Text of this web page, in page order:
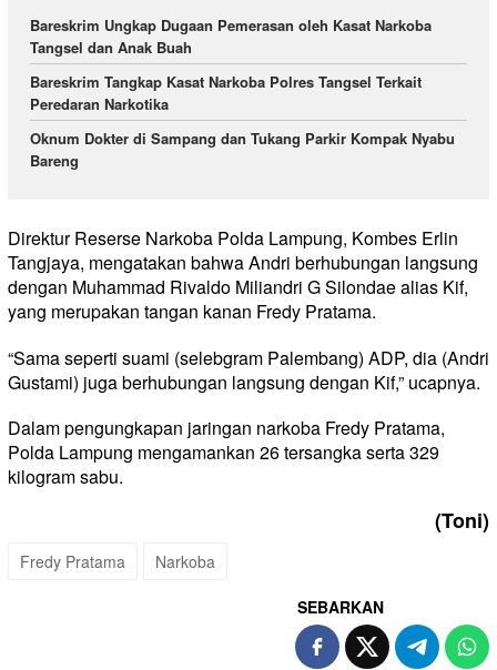
Bareskrim Ungkap Dugaan Pemerasan oleh Kasat Narkoba
Tangsel dan Anak Buah
Bareskrim Tangkap Kasat Narkoba Polres Tangsel Terkait
Peredaran Narkotika
Oknum Dokter di Sampang dan Tukang Parkir Kompak Nyabu
Bareng
Direktur Reserse Narkoba Polda Lampung, Kombes Erlin
Tangjaya, mengatakan bahwa Andri berhubungan langsung
dengan Muhammad Rivaldo Miliandri G Silondae alias Kif,
yang merupakan tangan kanan Fredy Pratama.
“Sama seperti suami (selebgram Palembang) ADP, dia (Andri
Gustami) juga berhubungan langsung dengan Kif,” ucapnya.
Dalam pengungkapan jaringan narkoba Fredy Pratama,
Polda Lampung mengamankan 26 tersangka serta 329
kilogram sabu.
(Toni)
Fredy Pratama Narkoba
SEBARKAN